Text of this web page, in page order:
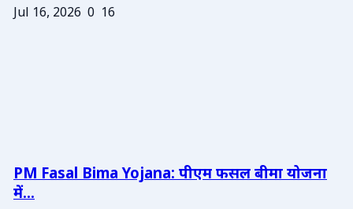
Jul 16, 2026 0 16
PM Fasal Bima Yojana: पीएम फसल बीमा योजना
में...